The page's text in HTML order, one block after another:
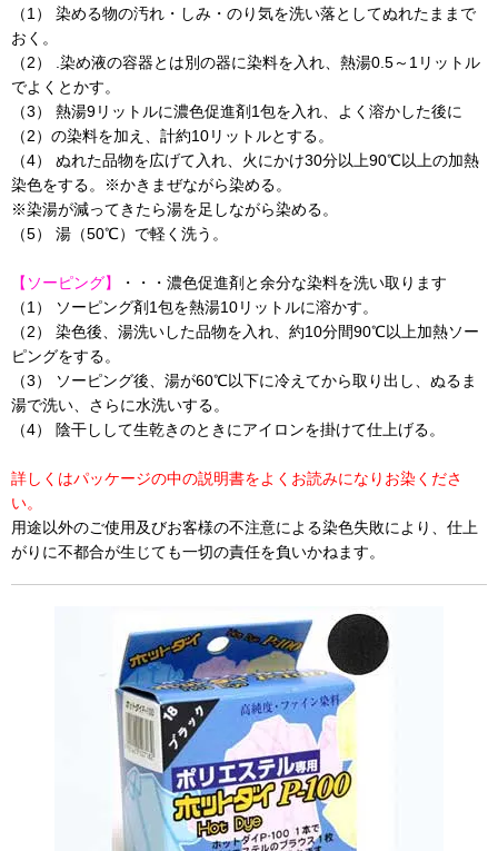
（1） 染める物の汚れ・しみ・のり気を洗い落としてぬれたままで
おく。
（2） .染め液の容器とは別の器に染料を入れ、熱湯0.5～1リットル
でよくとかす。
（3） 熱湯9リットルに濃色促進剤1包を入れ、よく溶かした後に
（2）の染料を加え、計約10リットルとする。
（4） ぬれた品物を広げて入れ、火にかけ30分以上90℃以上の加熱
染色をする。※かきまぜながら染める。
※染湯が減ってきたら湯を足しながら染める。
（5） 湯（50℃）で軽く洗う。
【ソーピング】
・・・濃色促進剤と余分な染料を洗い取ります
（1） ソーピング剤1包を熱湯10リットルに溶かす。
（2） 染色後、湯洗いした品物を入れ、約10分間90℃以上加熱ソー
ピングをする。
（3） ソーピング後、湯が60℃以下に冷えてから取り出し、ぬるま
湯で洗い、さらに水洗いする。
（4） 陰干しして生乾きのときにアイロンを掛けて仕上げる。
詳しくはパッケージの中の説明書をよくお読みになりお染くださ
い。
用途以外のご使用及びお客様の不注意による染色失敗により、仕上
がりに不都合が生じても一切の責任を負いかねます。